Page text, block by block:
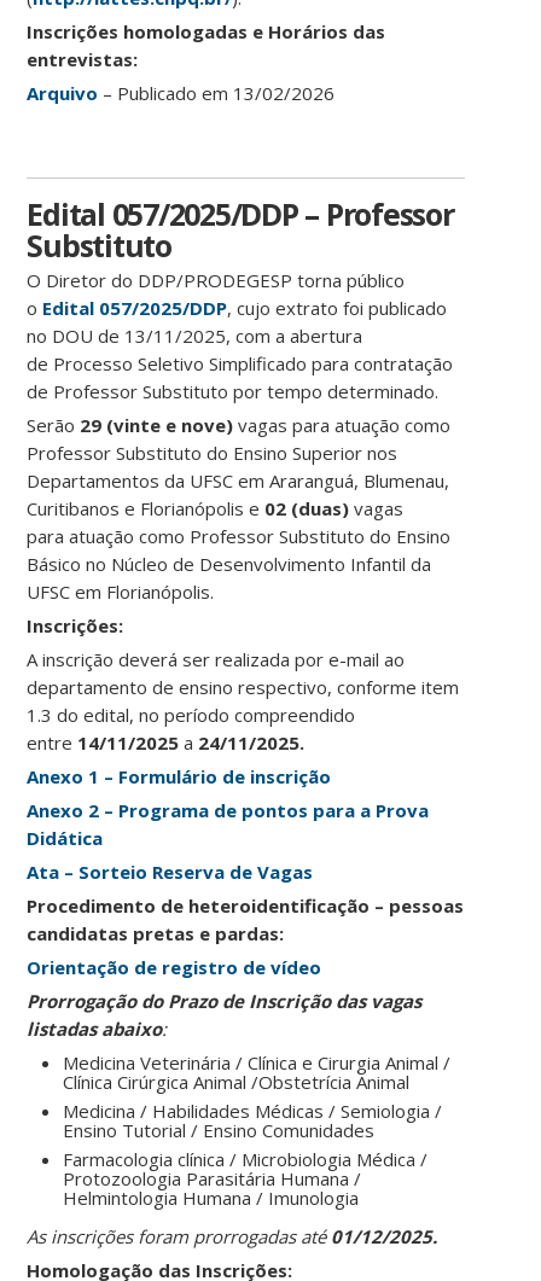
Inscrições homologadas e Horários das
entrevistas:
Arquivo – Publicado em 13/02/2026
Edital 057/2025/DDP – Professor
Substituto
O Diretor do DDP/PRODEGESP torna público
o Edital 057/2025/DDP, cujo extrato foi publicado
no DOU de 13/11/2025, com a abertura
de Processo Seletivo Simplificado para contratação
de Professor Substituto por tempo determinado.
Serão 29 (vinte e nove) vagas para atuação como
Professor Substituto do Ensino Superior nos
Departamentos da UFSC em Araranguá, Blumenau,
Curitibanos e Florianópolis e 02 (duas) vagas
para atuação como Professor Substituto do Ensino
Básico no Núcleo de Desenvolvimento Infantil da
UFSC em Florianópolis.
Inscrições:
A inscrição deverá ser realizada por e-mail ao
departamento de ensino respectivo, conforme item
1.3 do edital, no período compreendido
entre 14/11/2025 a 24/11/2025.
Anexo 1 – Formulário de inscrição
Anexo 2 – Programa de pontos para a Prova
Didática
Ata – Sorteio Reserva de Vagas
Procedimento de heteroidentificação – pessoas
candidatas pretas e pardas:
Orientação de registro de vídeo
Prorrogação do Prazo de Inscrição das vagas
listadas abaixo:
Medicina Veterinária / Clínica e Cirurgia Animal /
Clínica Cirúrgica Animal /Obstetrícia Animal
Medicina / Habilidades Médicas / Semiologia /
Ensino Tutorial / Ensino Comunidades
Farmacologia clínica / Microbiologia Médica /
Protozoologia Parasitária Humana /
Helmintologia Humana / Imunologia
As inscrições foram prorrogadas até 01/12/2025.
Homologação das Inscrições: